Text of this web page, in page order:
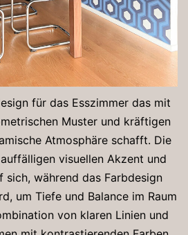
für das Esszimmer das mit
Muster und kräftigen
Atmosphäre schafft. Die
visuellen Akzent und
sich, während das Farbdesign
um Tiefe und Balance im Raum
von klaren Linien und